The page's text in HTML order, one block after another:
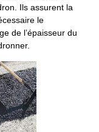
Ils assurent la
le
de l’épaisseur du